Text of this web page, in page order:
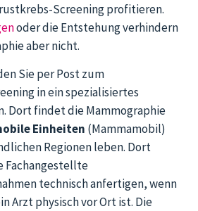
Screening profitieren.
oder die Entstehung verhindern
aber nicht.
Sie per Post zum
in ein spezialisiertes
Dort findet die Mammographie
Einheiten (Mammamobil)
Regionen leben. Dort
Fachangestellte
technisch anfertigen, wenn
Arzt physisch vor Ort ist. Die